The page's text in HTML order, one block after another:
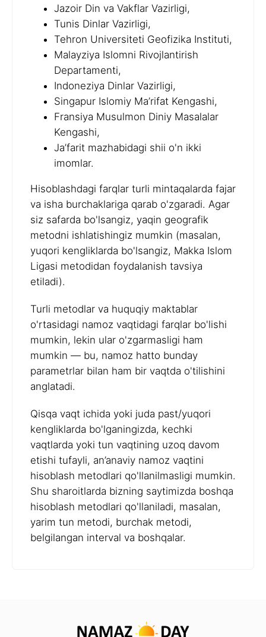
Jazoir Din va Vakflar Vazirligi,
Tunis Dinlar Vazirligi,
Tehron Universiteti Geofizika Instituti,
Malayziya Islomni Rivojlantirish
Departamenti,
Indoneziya Dinlar Vazirligi,
Singapur Islomiy Ma’rifat Kengashi,
Fransiya Musulmon Diniy Masalalar
Kengashi,
Ja’farit mazhabidagi shii o'n ikki
imomlar.
Hisoblashdagi farqlar turli mintaqalarda fajar
va isha burchaklariga qarab o'zgaradi. Agar
siz safarda bo'lsangiz, yaqin geografik
metodni ishlatishingiz mumkin (masalan,
yuqori kengliklarda bo'lsangiz, Makka Islom
Ligasi metodidan foydalanish tavsiya
etiladi).
Turli metodlar va huquqiy maktablar
o'rtasidagi namoz vaqtidagi farqlar bo'lishi
mumkin, lekin ular o'zgarmasligi ham
mumkin — bu, namoz hatto bunday
parametrlar bilan ham bir vaqtda o'tilishini
anglatadi.
Qisqa vaqt ichida yoki juda past/yuqori
kengliklarda bo'lganingizda, kechki
vaqtlarda yoki tun vaqtining uzoq davom
etishi tufayli, an’anaviy namoz vaqtini
hisoblash metodlari qo'llanilmasligi mumkin.
Shu sharoitlarda bizning saytimizda boshqa
hisoblash metodlari qo'llaniladi, masalan,
yarim tun metodi, burchak metodi,
belgilangan interval va boshqalar.